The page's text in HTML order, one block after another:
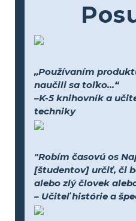
„Používaním
naučili sa toľko...“
–K-5 knihovník a
techniky
"Robím časovú os
[študentov] určiť, či
alebo zlý človek
– Učiteľ histórie a